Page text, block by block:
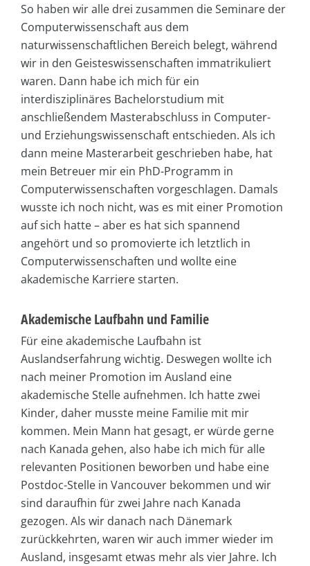
So haben wir alle drei zusammen die Seminare der
Computerwissenschaft aus dem
naturwissenschaftlichen Bereich belegt, während
wir in den Geisteswissenschaften immatrikuliert
waren. Dann habe ich mich für ein
interdisziplinäres Bachelorstudium mit
anschließendem Masterabschluss in Computer-
und Erziehungswissenschaft entschieden. Als ich
dann meine Masterarbeit geschrieben habe, hat
mein Betreuer mir ein PhD-Programm in
Computerwissenschaften vorgeschlagen. Damals
wusste ich noch nicht, was es mit einer Promotion
auf sich hatte – aber es hat sich spannend
angehört und so promovierte ich letztlich in
Computerwissenschaften und wollte eine
akademische Karriere starten.
Akademische Laufbahn und Familie
Für eine akademische Laufbahn ist
Auslandserfahrung wichtig. Deswegen wollte ich
nach meiner Promotion im Ausland eine
akademische Stelle aufnehmen. Ich hatte zwei
Kinder, daher musste meine Familie mit mir
kommen. Mein Mann hat gesagt, er würde gerne
nach Kanada gehen, also habe ich mich für alle
relevanten Positionen beworben und habe eine
Postdoc-Stelle in Vancouver bekommen und wir
sind daraufhin für zwei Jahre nach Kanada
gezogen. Als wir danach nach Dänemark
zurückkehrten, waren wir auch immer wieder im
Ausland, insgesamt etwas mehr als vier Jahre. Ich